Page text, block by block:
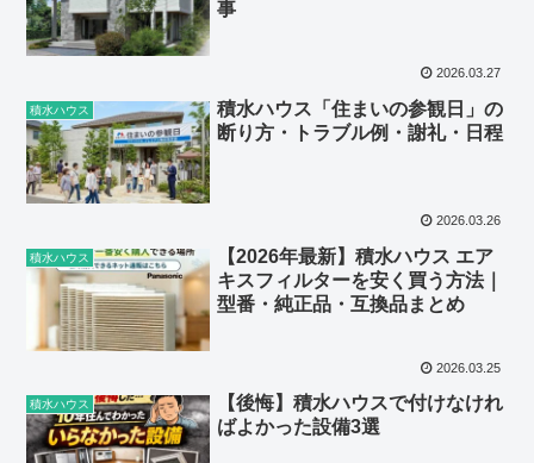
事
2026.03.27
積水ハウス
積水ハウス「住まいの参観日」の
断り方・トラブル例・謝礼・日程
2026.03.26
積水ハウス
【2026年最新】積水ハウス エア
キスフィルターを安く買う方法｜
型番・純正品・互換品まとめ
2026.03.25
積水ハウス
【後悔】積水ハウスで付けなけれ
ばよかった設備3選